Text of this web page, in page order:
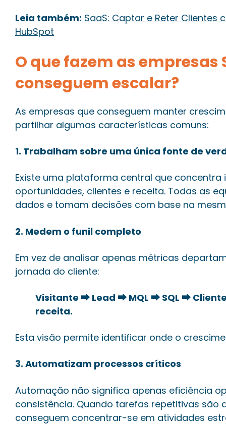
Leia também: SaaS: Captar e Reter Clientes
HubSpot
O que fazem as empresas
conseguem escalar?
As empresas que conseguem manter
partilhar algumas características comuns:
1. Trabalham sobre uma única fonte de
Existe uma plataforma central que
oportunidades, clientes e receita. Todas as
dados e tomam decisões com base na
2. Medem o funil completo
Em vez de analisar apenas métricas
jornada do cliente:
Visitante ⮕ Lead ⮕ MQL ⮕ SQL ⮕
receita.
Esta visão permite identificar onde o
3. Automatizam processos críticos
Automação não significa apenas eficiência
consistência. Quando tarefas repetitivas são
conseguem concentrar-se em atividades